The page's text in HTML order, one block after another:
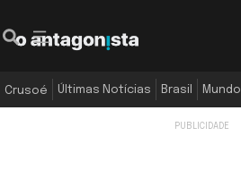
Crusoé Últimas Notícias Brasil Mundo